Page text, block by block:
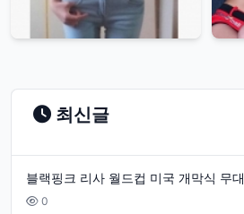
최신글
블랙핑크 리사 월드컵 미국 개막식 무대
0